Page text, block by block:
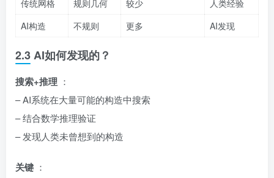
传统网格
规则几何 较少
人类经验
AI构造
不规则 更多 AI发现
2.3 AI如何发现的？
搜索+推理 ：
– AI系统在大量可能的构造中搜索
– 结合数学推理验证
– 发现人类未曾想到的构造
关键 ：